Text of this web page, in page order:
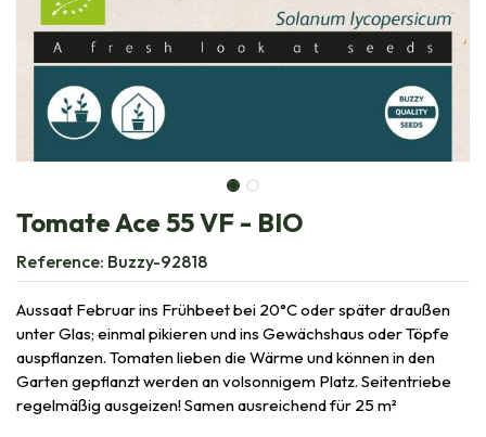
Tomate Ace 55 VF - BIO
Reference: Buzzy-92818
Aussaat Februar ins Frühbeet bei 20°C oder später draußen
unter Glas; einmal pikieren und ins Gewächshaus oder Töpfe
auspflanzen. Tomaten lieben die Wärme und können in den
Garten gepflanzt werden an volsonnigem Platz. Seitentriebe
regelmäßig ausgeizen! Samen ausreichend für 25 m²